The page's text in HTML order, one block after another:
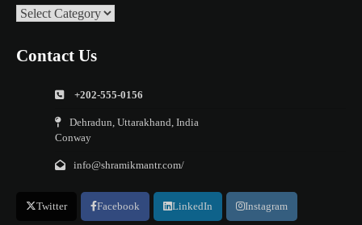
Categories
Contact Us
+202-555-0156
Dehradun, Uttarakhand, India
Conway
info@shramikmantr.com/
Twitter Facebook LinkedIn Instagram